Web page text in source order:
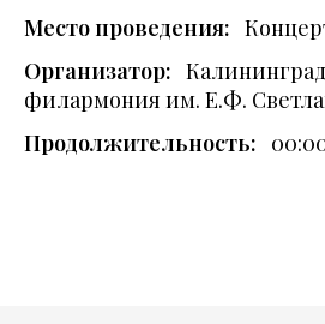
Место проведения:
Организатор:
филармония им. Е.Ф.
Продолжительность: